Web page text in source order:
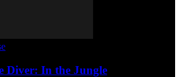
Diver: In the Jungle